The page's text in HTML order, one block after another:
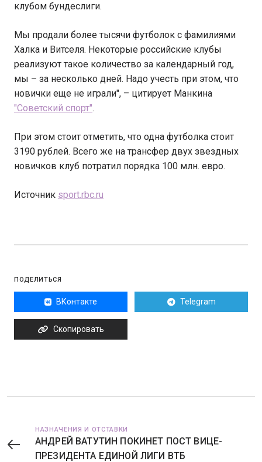
клубом бундеслиги.
Мы продали более тысячи футболок с фамилиями
Халка и Витселя. Некоторые российские клубы
реализуют такое количество за календарный год,
мы – за несколько дней. Надо учесть при этом, что
новички еще не играли", – цитирует Манкина
"Советский спорт".
При этом стоит отметить, что одна футболка стоит
3190 рублей. Всего же на трансфер двух звездных
новичков клуб потратил порядка 100 млн. евро.
Источник sport.rbc.ru
ПОДЕЛИТЬСЯ
ВКонтакте Telegram
Скопировать
НАЗНАЧЕНИЯ И ОТСТАВКИ
АНДРЕЙ ВАТУТИН ПОКИНЕТ ПОСТ ВИЦЕ-
ПРЕЗИДЕНТА ЕДИНОЙ ЛИГИ ВТБ